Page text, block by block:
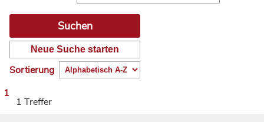
Neue Suche starten
Sortierung
1
1 Treffer